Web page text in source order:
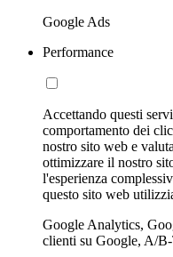
Google Ads
Performance
Accettando questi
comportamento dei
nostro sito web e
ottimizzare il nostro
l'esperienza
questo sito web
Google Analytics,
clienti su Google, A/